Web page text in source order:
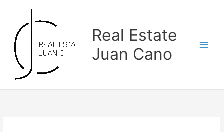
content
Real Estate
Juan Cano